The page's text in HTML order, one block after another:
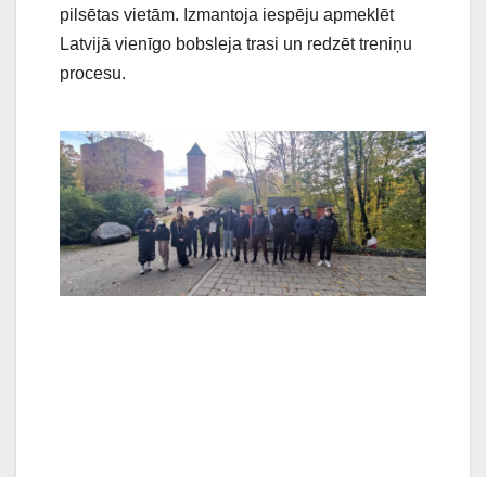
pilsētas vietām. Izmantoja iespēju apmeklēt
Latvijā vienīgo bobsleja trasi un redzēt treniņu
procesu.